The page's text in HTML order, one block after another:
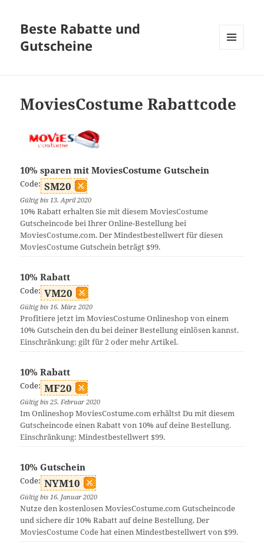
Beste Rabatte und
Gutscheine
MoviesCostume Rabattcode
10% sparen mit MoviesCostume Gutschein
Code: SM20
Gültig bis 13. April 2020
10% Rabatt erhalten Sie mit diesem MoviesCostume
Gutscheincode bei Ihrer Online-Bestellung bei
MoviesCostume.com. Der Mindestbestellwert für diesen
MoviesCostume Gutschein beträgt $99.
10% Rabatt
Code: VM20
Gültig bis 16. März 2020
Profitiere jetzt im MoviesCostume Onlineshop von einem
10% Gutschein den du bei deiner Bestellung einlösen kannst.
Einschränkung: gilt für 2 oder mehr Artikel.
10% Rabatt
Code: MF20
Gültig bis 25. Februar 2020
Im Onlineshop MoviesCostume.com erhältst Du mit diesem
Gutscheincode einen Rabatt von 10% auf deine Bestellung.
Einschränkung: Mindestbestellwert $99.
10% Gutschein
Code: NYM10
Gültig bis 16. Januar 2020
Nutze den kostenlosen MoviesCostume.com Gutscheincode
und sichere dir 10% Rabatt auf deine Bestellung. Der
MoviesCostume Code hat einen Mindestbestellwert von $99.